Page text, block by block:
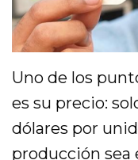
Uno de los
es su precio:
dólares por
producción sea